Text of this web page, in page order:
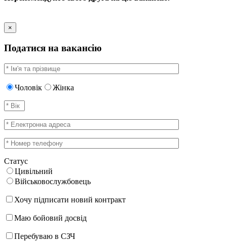
×
Податися на вакансію
Чоловік Жінка
Статус
Цивільний
Військовослужбовець
Хочу підписати новий контракт
Маю бойовий досвід
Перебуваю в СЗЧ